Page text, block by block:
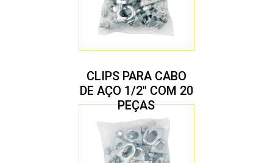
CLIPS PARA CABO
DE AÇO 1/2″ COM 20
PEÇAS